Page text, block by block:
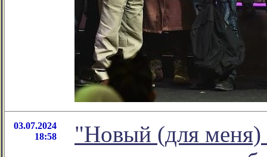
03.07.2024
18:58
"Новый (для меня)